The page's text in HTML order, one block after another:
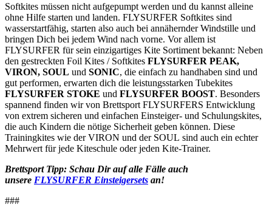
Softkites müssen nicht aufgepumpt werden und du kannst alleine
ohne Hilfe starten und landen. FLYSURFER Softkites sind
wasserstartfähig, starten also auch bei annähernder Windstille und
bringen Dich bei jedem Wind nach vorne. Vor allem ist
FLYSURFER für sein einzigartiges Kite Sortiment bekannt: Neben
den gestreckten Foil Kites / Softkites FLYSURFER PEAK,
VIRON, SOUL und SONIC, die einfach zu handhaben sind und
gut performen, erwarten dich die leistungsstarken Tubekites
FLYSURFER STOKE und FLYSURFER BOOST. Besonders
spannend finden wir von Brettsport FLYSURFERS Entwicklung
von extrem sicheren und einfachen Einsteiger- und Schulungskites,
die auch Kindern die nötige Sicherheit geben können. Diese
Trainingkites wie der VIRON und der SOUL sind auch ein echter
Mehrwert für jede Kiteschule oder jeden Kite-Trainer.
Brettsport Tipp: Schau Dir auf alle Fälle auch
unsere FLYSURFER Einsteigersets an!
###